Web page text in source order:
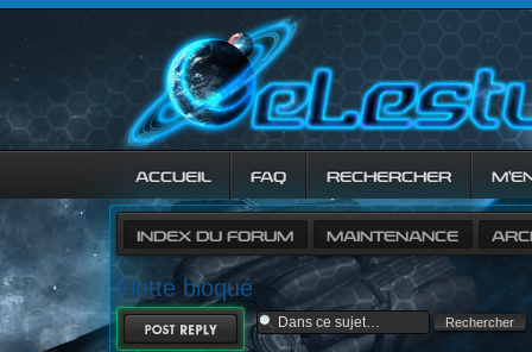
ACCUEIL FAQ RECHERCHER
INDEX DU FORUM MAINTENANCE
Flotte bloqué
RÉPONDRE